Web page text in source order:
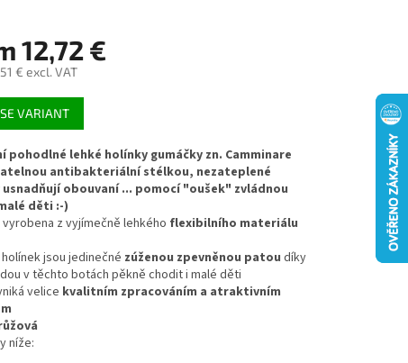
12,72 €
€ excl. VAT
VARIANT
pohodlné lehké holínky gumáčky zn. Camminare
antibakteriální stélkou, nezateplené
obouvaní ... pomocí "oušek" zvládnou
děti :-)
z vyjímečně lehkého flexibilního materiálu
jsou jedinečné zúženou zpevněnou patou díky
v těchto botách pěkně chodit i malé děti
velice kvalitním zpracováním a atraktivním
níže: